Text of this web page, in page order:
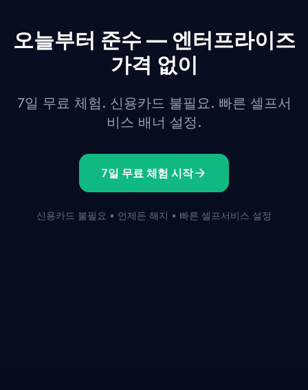
오늘부터 준수 — 엔터프라이즈
가격 없이
7일 무료 체험. 신용카드 불필요. 빠른 셀프서
비스 배너 설정.
7일 무료 체험 시작
신용카드 불필요 • 언제든 해지 • 빠른 셀프서비스 설정